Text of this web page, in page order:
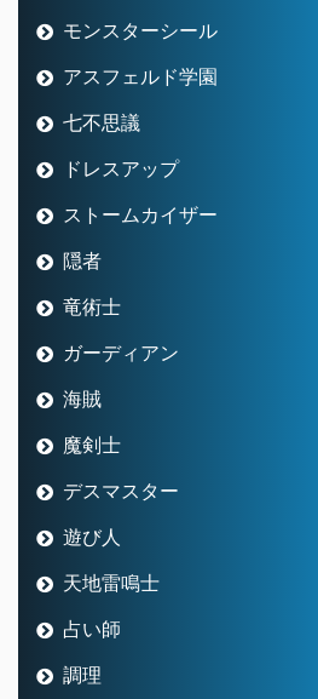
モンスターシール
アスフェルド学園
七不思議
ドレスアップ
ストームカイザー
隠者
竜術士
ガーディアン
海賊
魔剣士
デスマスター
遊び人
天地雷鳴士
占い師
調理